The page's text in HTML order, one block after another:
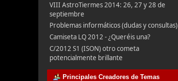
VIII AstroTiermes 2014: 26, 27 y 28 de
septiembre
Problemas informáticos (dudas y consultas)
Camiseta LQ 2012 - ¿Queréis una?
C/2012 S1 (ISON) otro cometa
potencialmente brillante
Principales Creadores de Temas